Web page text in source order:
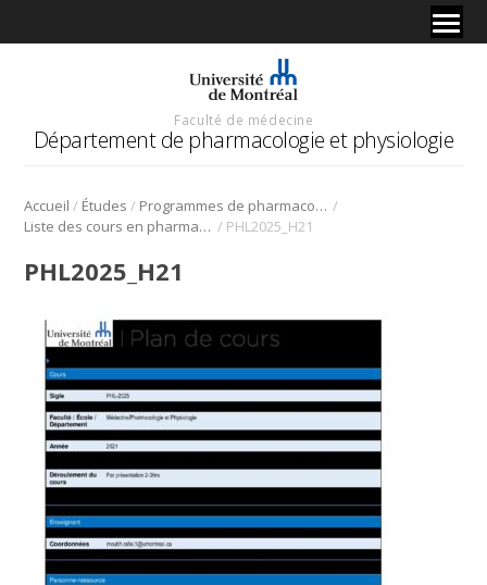
Faculté de médecine
Département de pharmacologie et physiologie
Accueil / Études / Programmes de pharmacologie /
Liste des cours en pharmacologie / PHL2025_H21
PHL2025_H21